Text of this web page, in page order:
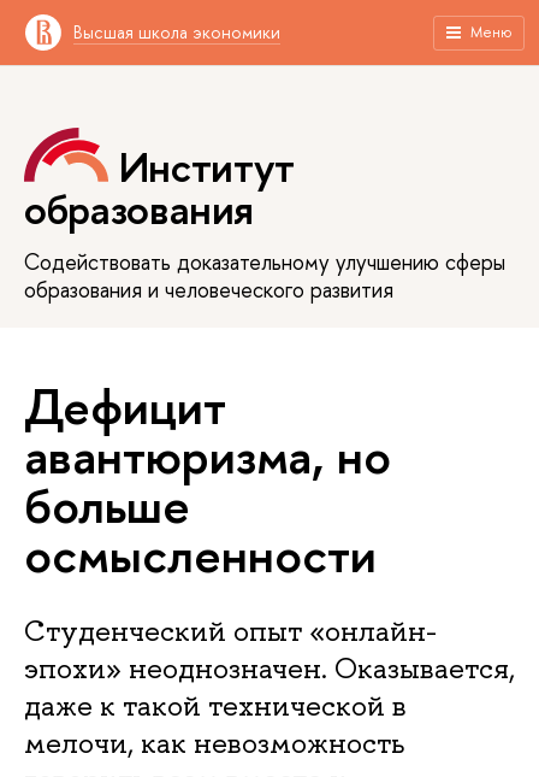
Высшая школа экономики Меню
Институт
образования
Содействовать доказательному улучшению сферы
образования и человеческого развития
Дефицит
авантюризма, но
больше
осмысленности
Студенческий опыт «онлайн-
эпохи» неоднозначен. Оказывается,
даже к такой технической в
мелочи, как невозможность